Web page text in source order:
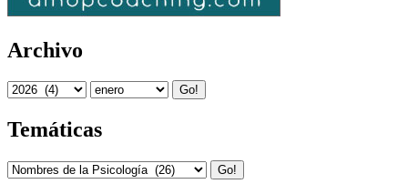
Archivo
Go!
Temáticas
Go!